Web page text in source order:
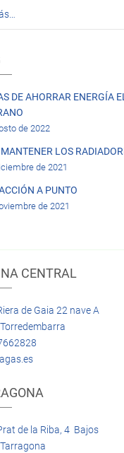
DE AHORRAR ENERGÍA
de 2022
LOS
de 2021
A PUNTO
de 2021
CENTRAL
de Gaia 22 nave A
de la Riba, 4 Bajos